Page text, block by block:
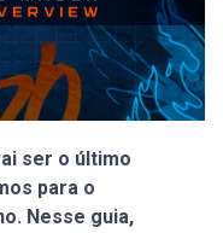
ser o último
para o
Nesse guia,